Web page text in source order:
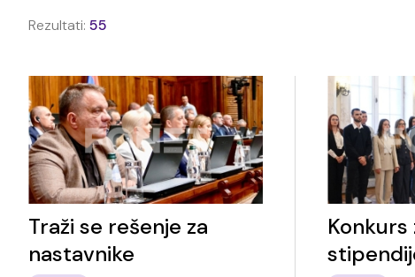
Rezultati: 55
Traži se rešenje za
nastavnike
Konkurs